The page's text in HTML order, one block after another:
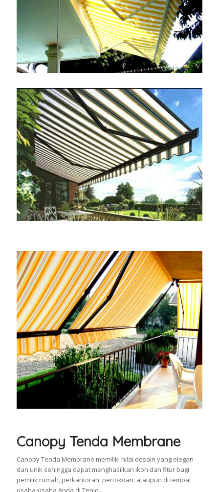
Canopy Tenda Membrane
Canopy Tenda Membrane memiliki nilai desain yang elegan
dan unik sehingga dapat menghasilkan ikon dan fitur bagi
pemilik rumah, perkantoran, pertokoan, ataupun di tempat
usaha-usaha Anda di Tenjo.